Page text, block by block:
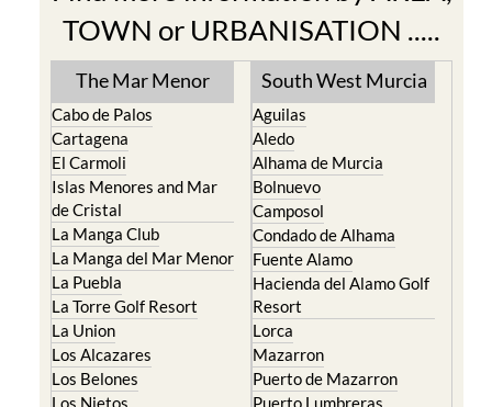
Islas Menores and Mar
de Cristal
La Manga Club
La Manga del Mar Menor
La Puebla
La Torre Golf Resort
La Union
Los Alcazares
Los Belones
Los Nietos
Los Urrutias
Mar Menor Golf Resort
Pilar de la Horadada
Playa Honda / Playa
Paraiso
Portman
Alhama de Murcia
Bolnuevo
Camposol
Condado de Alhama
Fuente Alamo
Hacienda del Alamo Golf
Resort
Lorca
Mazarron
Puerto de Mazarron
Puerto Lumbreras
Sierra Espuna
Totana
North & North West
Murcia
Bullas